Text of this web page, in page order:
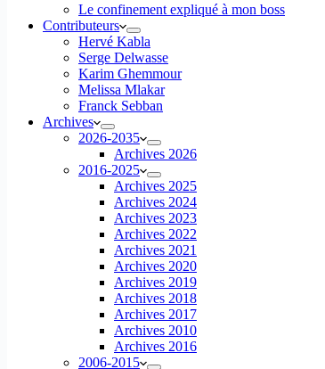
Le confinement expliqué à mon boss
Contributeurs
Hervé Kabla
Serge Delwasse
Karim Ghemmour
Melissa Mlakar
Franck Sebban
Archives
2026-2035
Archives 2026
2016-2025
Archives 2025
Archives 2024
Archives 2023
Archives 2022
Archives 2021
Archives 2020
Archives 2019
Archives 2018
Archives 2017
Archives 2010
Archives 2016
2006-2015